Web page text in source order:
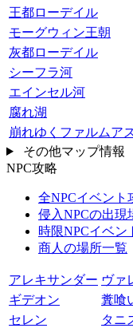
王都ローデイル
モーグウィン王朝
灰都ローデイル
シーフラ河
エインセル河
腐れ湖
崩れゆくファルムア
その他マップ情報
NPC攻略
全NPCイベント
侵入NPCの出現
時限NPCイベン
商人の場所一覧
アレキサンダー ヴァ
ギデオン
糞喰
セレン
タニ